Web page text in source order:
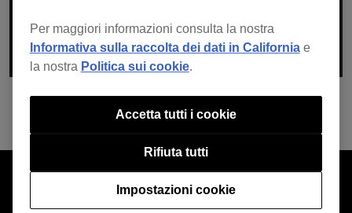
Per maggiori informazioni consulta la nostra
Informativa sulla raccolta dei dati in Californiae
la nostra Politica sui cookie.
Impostazioni cookie
Rifiuta tutti
Accetta tutti i cookie